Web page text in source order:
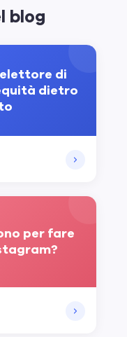
blog
di
dietro
per fare